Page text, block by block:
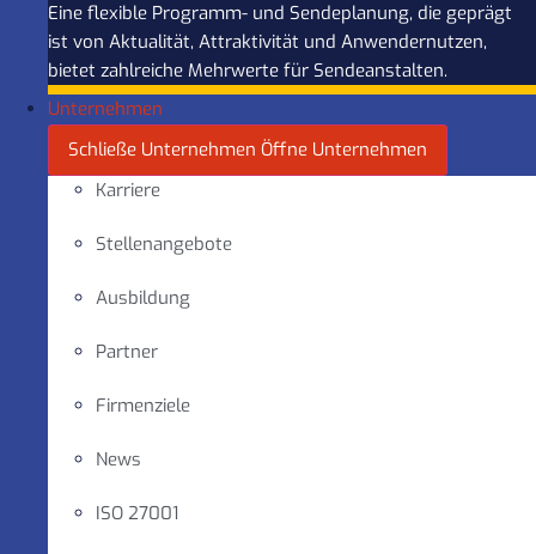
Eine flexible Programm- und Sendeplanung, die geprägt
ist von Aktualität, Attraktivität und Anwendernutzen,
bietet zahlreiche Mehrwerte für Sendeanstalten.
Unternehmen
Schließe Unternehmen Öffne Unternehmen
Karriere
Stellenangebote
Ausbildung
Partner
Firmenziele
News
ISO 27001